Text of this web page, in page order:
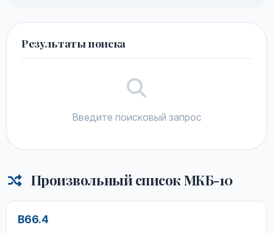
Результаты поиска
Введите поисковый запрос
Произвольный список МКБ-10
B66.4